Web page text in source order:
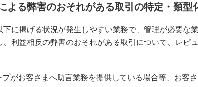
よる弊害のおそれがある取引の特定・類型
下に掲げる状況が発生しやすい業務で、管理が必要な
、利益相反の弊害のおそれがある取引について、レピ
プがお客さまへ助言業務を提供している場合等、お客